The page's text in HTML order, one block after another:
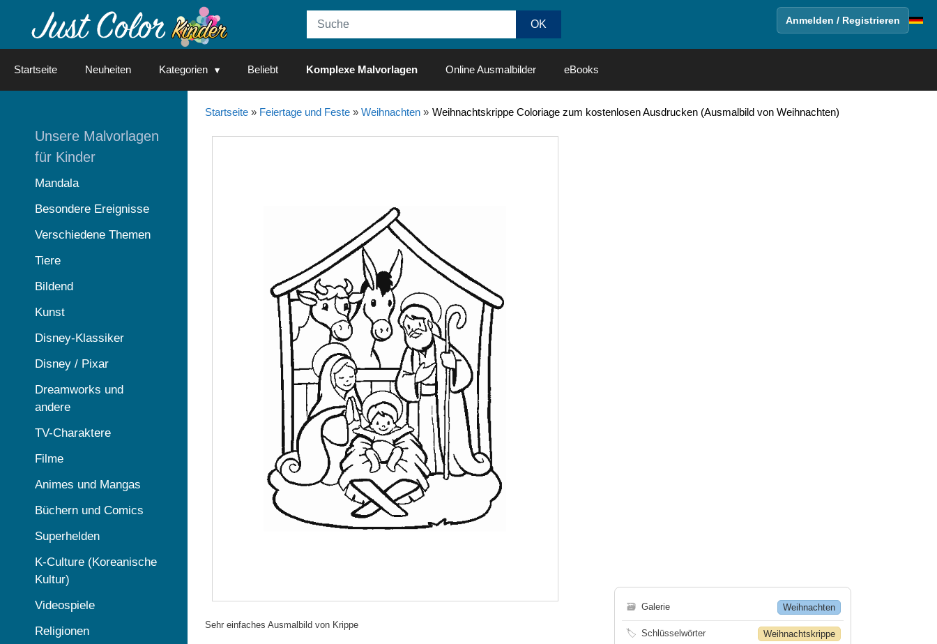
Anmelden / Registrieren
Startseite Neuheiten Kategorien Beliebt Komplexe Malvorlagen Online Ausmalbilder eBooks
Startseite» Feiertage und Feste» Weihnachten» Weihnachtskrippe Coloriage zum kostenlosen Ausdrucken (Ausmalbild von Weihnachten)
Sehr einfaches Ausmalbild von Krippe
🗃 Galerie Weihnachten
🏷 Schlüsselwörter Weihnachtskrippe
Unsere Malvorlagen
für Kinder
Mandala
Besondere Ereignisse
Verschiedene Themen
Tiere
Bildend
Kunst
Disney-Klassiker
Disney / Pixar
Dreamworks und
andere
TV-Charaktere
Filme
Animes und Mangas
Büchern und Comics
Superhelden
K-Culture (Koreanische
Kultur)
Videospiele
Religionen